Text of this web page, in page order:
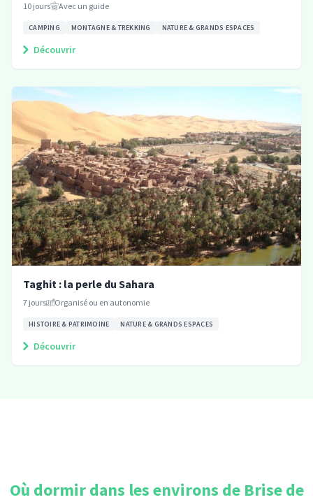
10 jours Avec un guide
CAMPING MONTAGNE & TREKKING NATURE & GRANDS ESPACES
Découvrir
Taghit : la perle du Sahara
7 jours Organisé ou en autonomie
HISTOIRE & PATRIMOINE NATURE & GRANDS ESPACES
Découvrir
Où dormir dans les environs de Brise de